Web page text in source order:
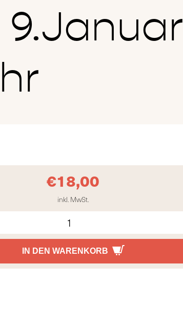
€18,00
inkl. MwSt.
IN DEN WARENKORB